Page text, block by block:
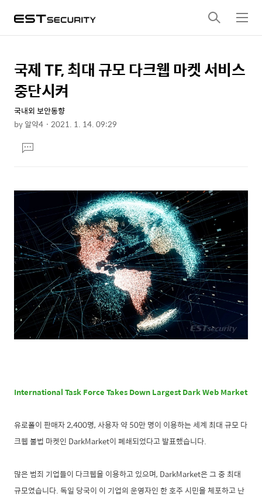
검
색
메
뉴
상
세
컨
텐
본
제
목
국제 TF, 최대 규모 다크웹 마켓 서비스
중단시켜
국내외 보안동향
by알약4 2021. 1. 14. 09:29
문댓
글
International Task Force Takes Down Largest Dark Web Market
유로폴이 판매자2,400명,사용자 약50만 명이 이용하는 세계 최대 규모 다
크웹 불법 마켓인 DarkMarket이 폐쇄되었다고 발표했습니다.
많은 범죄 기업들이 다크웹을 이용하고 있으며, DarkMarket은 그 중 최대
규모였습니다.독일 당국이 이 기업의 운영자인 한 호주 시민을 체포하고 난